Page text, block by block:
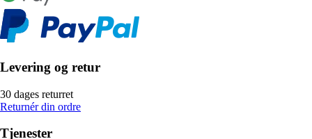
Levering og retur
30 dages returret
Returnér din ordre
Tjenester